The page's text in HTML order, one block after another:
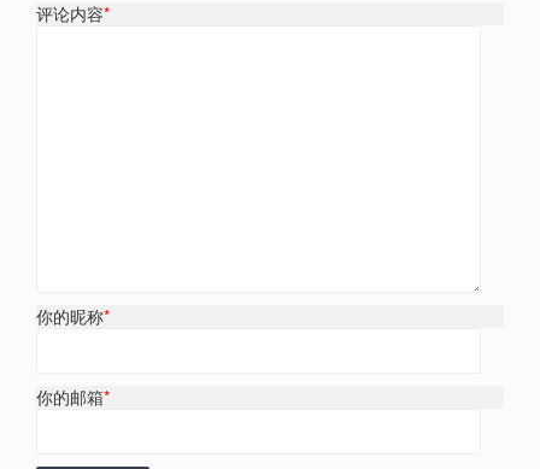
评论内容*
你的昵称*
你的邮箱*